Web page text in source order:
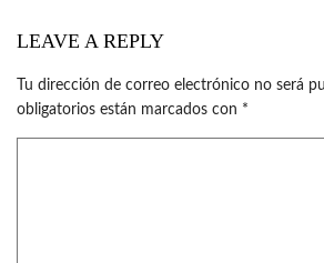
LEAVE A REPLY
Tu dirección de correo electrónico no será
obligatorios están marcados con *